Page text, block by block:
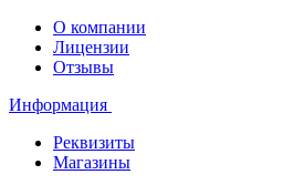
О компании
Лицензии
Отзывы
Информация
Реквизиты
Магазины